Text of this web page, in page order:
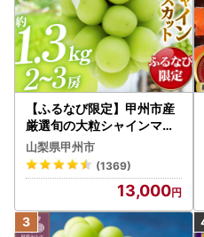
【ふるなび限定】甲州市産
厳選旬の大粒シャインマス
カット 約1.3kg 2～3房【2
026年発送】（MG）B12-
472 FN-Limited-VO シャ
インマスカット フルーツ
山梨県甲州市
(1369)
13,000